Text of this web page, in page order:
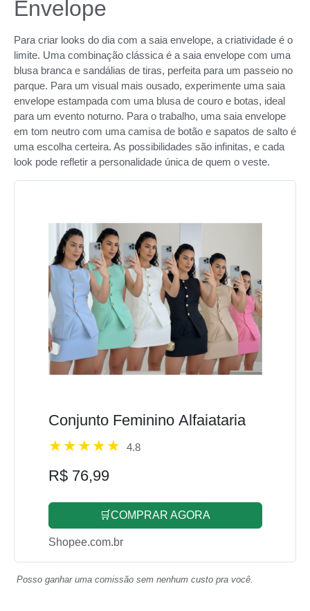
Envelope
Para criar looks do dia com a saia envelope, a criatividade é o
limite. Uma combinação clássica é a saia envelope com uma
blusa branca e sandálias de tiras, perfeita para um passeio no
parque. Para um visual mais ousado, experimente uma saia
envelope estampada com uma blusa de couro e botas, ideal
para um evento noturno. Para o trabalho, uma saia envelope
em tom neutro com uma camisa de botão e sapatos de salto é
uma escolha certeira. As possibilidades são infinitas, e cada
look pode refletir a personalidade única de quem o veste.
Conjunto Feminino Alfaiataria
4.8
R$ 76,99
🛒COMPRAR AGORA
Shopee.com.br
Posso ganhar uma comissão sem nenhum custo pra você.